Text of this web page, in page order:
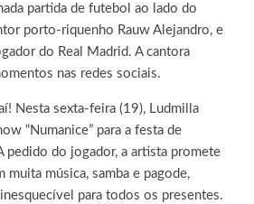
partida de futebol ao lado do
porto-riquenho Rauw Alejandro, e
do Real Madrid. A cantora
nas redes sociais.
Nesta sexta-feira (19), Ludmilla
“Numanice” para a festa de
pedido do jogador, a artista promete
muita música, samba e pagode,
para todos os presentes.